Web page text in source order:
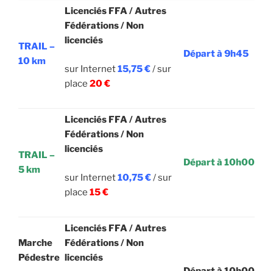
TRAIL –
10 km
Licenciés FFA / Autres
Fédérations / Non
licenciés
sur Internet15,75 €/ sur
place 20€
Départ à 9h45
TRAIL –
5 km
Licenciés FFA / Autres
Fédérations / Non
licenciés
sur Internet10,75€/ sur
place 15€
Départ à 10h00
Marche
Pédestre
Licenciés FFA / Autres
Fédérations / Non
licenciés